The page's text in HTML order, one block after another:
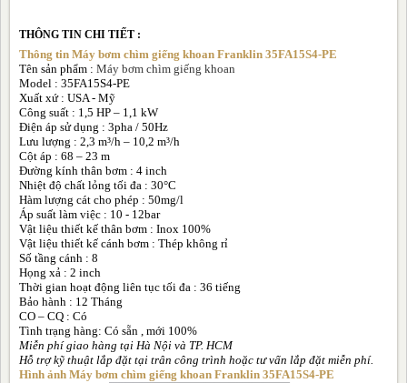
THÔNG TIN CHI TIẾT :
Thông tin Máy bơm chìm giếng khoan Franklin 35FA15S4-PE
Tên sản phẩm : Máy bơm chìm giếng khoan
Model : 35FA15S4-PE
Xuất xứ : USA - Mỹ
Công suất : 1,5 HP – 1,1 kW
Điện áp sử dụng : 3pha / 50Hz
Lưu lượng : 2,3 m³/h – 10,2 m³/h
Cột áp : 68 – 23 m
Đường kính thân bơm : 4 inch
Nhiệt độ chất lỏng tối đa : 30°C
Hàm lượng cát cho phép : 50mg/l
Áp suất làm việc : 10 - 12bar
Vật liệu thiết kế thân bơm : Inox 100%
Vật liệu thiết kế cánh bơm : Thép không rỉ
Số tầng cánh : 8
Họng xả : 2 inch
Thời gian hoạt động liên tục tối đa : 36 tiếng
Bảo hành : 12 Tháng
CO – CQ : Có
Tình trạng hàng: Có sẵn , mới 100%
Miễn phí giao hàng tại Hà Nội và TP. HCM
Hỗ trợ kỹ thuật lắp đặt tại trân công trình hoặc tư vấn lắp đặt miễn phí.
Hình ảnh Máy bơm chìm giếng khoan Franklin 35FA15S4-PE